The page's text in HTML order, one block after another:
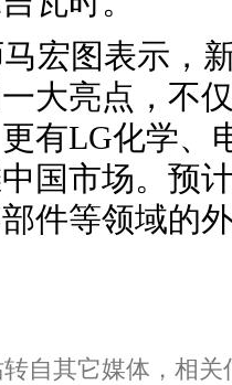
宏图表示，
大亮点，不
有LG化学、
国市场。预
件等领域的
自其它媒体，相